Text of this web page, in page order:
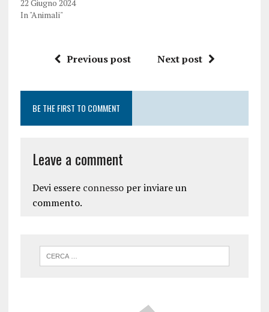
22 Giugno 2024
In "Animali"
Previous post Next post
BE THE FIRST TO COMMENT
Leave a comment
Devi essere connessoper inviare un
commento.